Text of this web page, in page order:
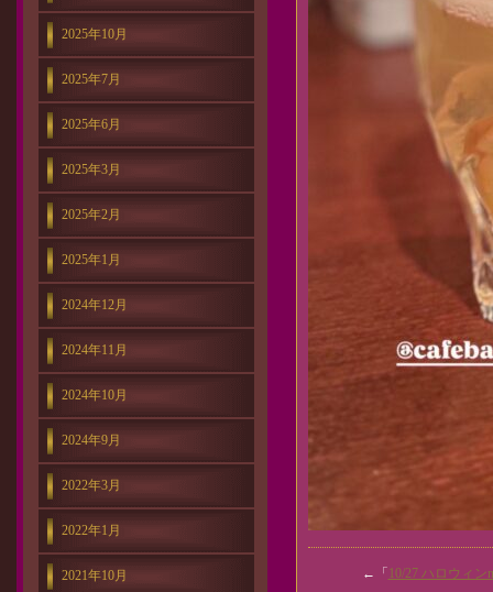
←「 10/27 ハロウィン
2025年10月
2025年7月
2025年6月
2025年3月
2025年2月
2025年1月
2024年12月
2024年11月
2024年10月
2024年9月
2022年3月
2022年1月
2021年10月